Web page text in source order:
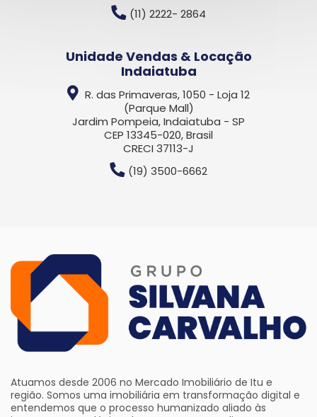
(11) 2222- 2864
Unidade Vendas & Locação
Indaiatuba
R. das Primaveras, 1050 - Loja 12
(Parque Mall)
Jardim Pompeia, Indaiatuba - SP
CEP 13345-020, Brasil
CRECI 37113-J
(19) 3500-6662
Atuamos desde 2006 no Mercado Imobiliário de Itu e
região. Somos uma imobiliária em transformação digital e
entendemos que o processo humanizado aliado às